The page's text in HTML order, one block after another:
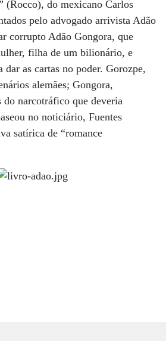
(Rocco), do mexicano Carlos
pelo advogado arrivista Adão
corrupto Adão Gongora, que
filha de um bilionário, e
dar as cartas no poder. Gorozpe,
alemães; Gongora,
do narcotráfico que deveria
no noticiário, Fuentes
satírica de “romance